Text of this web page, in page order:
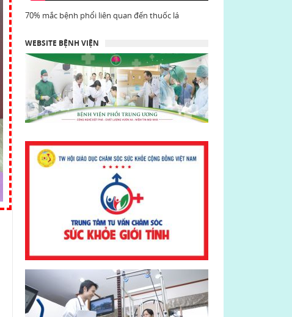
70% mắc bệnh phổi liên quan đến thuốc lá
WEBSITE BỆNH VIỆN